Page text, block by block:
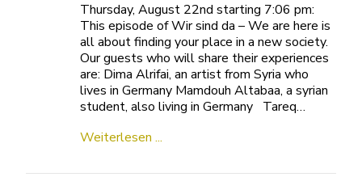
Thursday, August 22nd starting 7:06 pm:
This episode of Wir sind da – We are here is
all about finding your place in a new society.
Our guests who will share their experiences
are: Dima Alrifai, an artist from Syria who
lives in Germany Mamdouh Altabaa, a syrian
student, also living in Germany Tareq…
Weiterlesen ...